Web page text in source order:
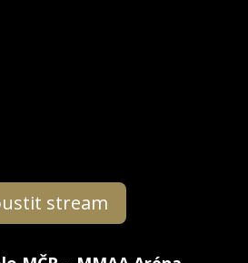
stream